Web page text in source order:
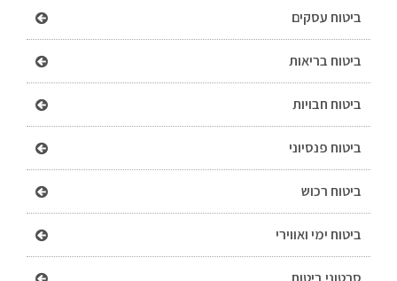
ביטוח עסקים
ביטוח בריאות
ביטוח חבויות
ביטוח פנסיוני
ביטוח רכוש
ביטוח ימי ואווירי